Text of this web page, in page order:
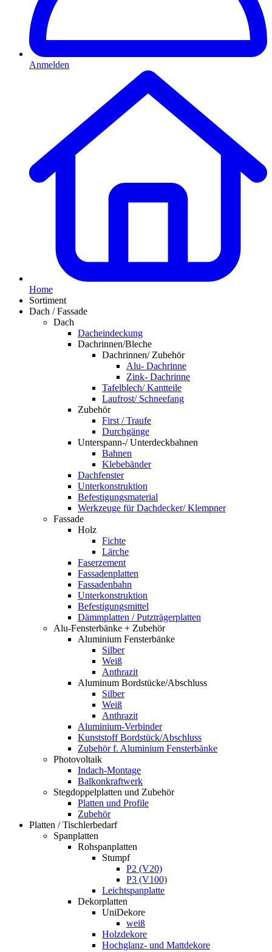
Anmelden
Home
Sortiment
Dach / Fassade
Dach
Dacheindeckung
Dachrinnen/Bleche
Dachrinnen/ Zubehör
Alu- Dachrinne
Zink- Dachrinne
Tafelblech/ Kantteile
Laufrost/ Schneefang
Zubehör
First / Traufe
Durchgänge
Unterspann-/ Unterdeckbahnen
Bahnen
Klebebänder
Dachfenster
Unterkonstruktion
Befestigungsmaterial
Werkzeuge für Dachdecker/ Klempner
Fassade
Holz
Fichte
Lärche
Faserzement
Fassadenplatten
Fassadenbahn
Unterkonstruktion
Befestigungsmittel
Dämmplatten / Putzträgerplatten
Alu-Fensterbänke + Zubehör
Aluminium Fensterbänke
Silber
Weiß
Anthrazit
Aluminum Bordstücke/Abschluss
Silber
Weiß
Anthrazit
Aluminium-Verbinder
Kunststoff Bordstück/Abschluss
Zubehör f. Aluminium Fensterbänke
Photovoltaik
Indach-Montage
Balkonkraftwerk
Stegdoppelplatten und Zubehör
Platten und Profile
Zubehör
Platten / Tischlerbedarf
Spanplatten
Rohspanplatten
Stumpf
P2 (V20)
P3 (V100)
Leichtspanplatte
Dekorplatten
UniDekore
weiß
Holzdekore
Hochglanz- und Mattdekore